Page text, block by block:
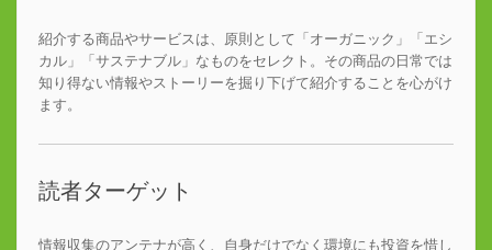
紹介する商品やサービスは、原則として「オーガニック」「エシ
カル」「サステナブル」なものをセレクト。その商品の日常では
知り得ない情報やストーリーを掘り下げて紹介することを心がけ
ます。
読者ターゲット
情報収集のアンテナが高く、自身だけでなく環境にも投資を惜し